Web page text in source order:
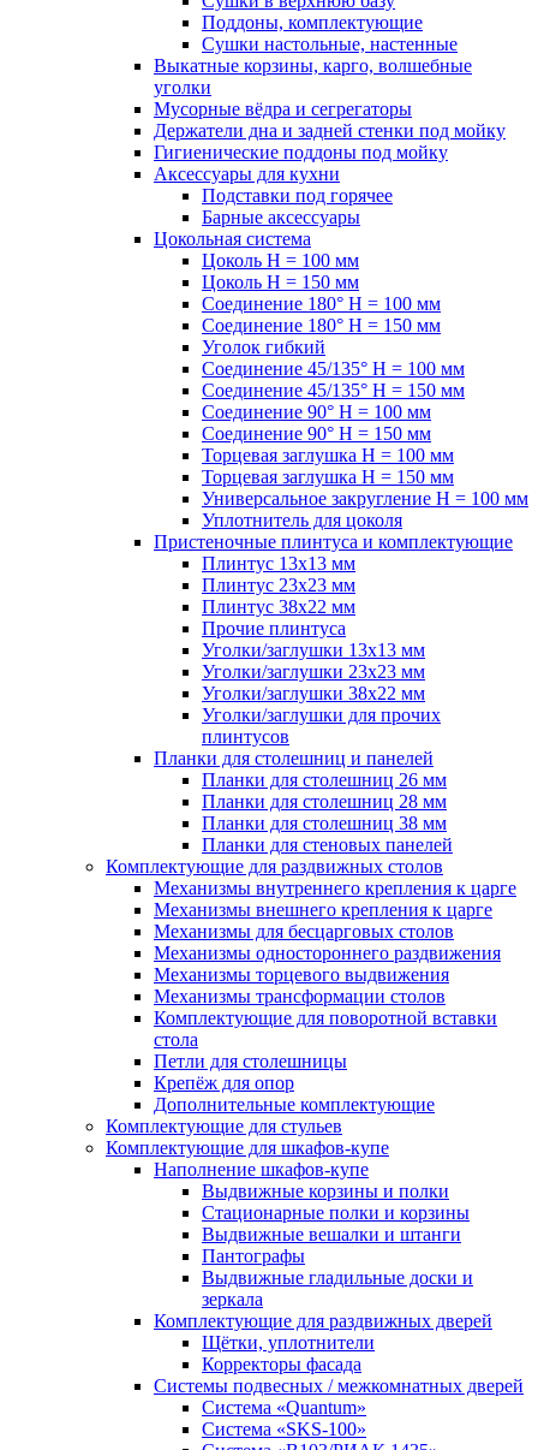
Поддоны, комплектующие
Сушки настольные, настенные
Выкатные корзины, карго, волшебные
уголки
Мусорные вёдра и сегрегаторы
Держатели дна и задней стенки под мойку
Гигиенические поддоны под мойку
Аксессуары для кухни
Подставки под горячее
Барные аксессуары
Цокольная система
Цоколь H = 100 мм
Цоколь H = 150 мм
Соединение 180° H = 100 мм
Соединение 180° H = 150 мм
Уголок гибкий
Соединение 45/135° H = 100 мм
Соединение 45/135° H = 150 мм
Соединение 90° H = 100 мм
Соединение 90° H = 150 мм
Торцевая заглушка H = 100 мм
Торцевая заглушка H = 150 мм
Универсальное закругление H = 100 мм
Уплотнитель для цоколя
Пристеночные плинтуса и комплектующие
Плинтус 13х13 мм
Плинтус 23х23 мм
Плинтус 38х22 мм
Прочие плинтуса
Уголки/заглушки 13х13 мм
Уголки/заглушки 23х23 мм
Уголки/заглушки 38х22 мм
Уголки/заглушки для прочих
плинтусов
Планки для столешниц и панелей
Планки для столешниц 26 мм
Планки для столешниц 28 мм
Планки для столешниц 38 мм
Планки для стеновых панелей
Комплектующие для раздвижных столов
Механизмы внутреннего крепления к царге
Механизмы внешнего крепления к царге
Механизмы для бесцарговых столов
Механизмы одностороннего раздвижения
Механизмы торцевого выдвижения
Механизмы трансформации столов
Комплектующие для поворотной вставки
стола
Петли для столешницы
Крепёж для опор
Дополнительные комплектующие
Комплектующие для стульев
Комплектующие для шкафов-купе
Наполнение шкафов-купе
Выдвижные корзины и полки
Стационарные полки и корзины
Выдвижные вешалки и штанги
Пантографы
Выдвижные гладильные доски и
зеркала
Комплектующие для раздвижных дверей
Щётки, уплотнители
Корректоры фасада
Системы подвесных / межкомнатных дверей
Система «Quantum»
Система «SKS-100»